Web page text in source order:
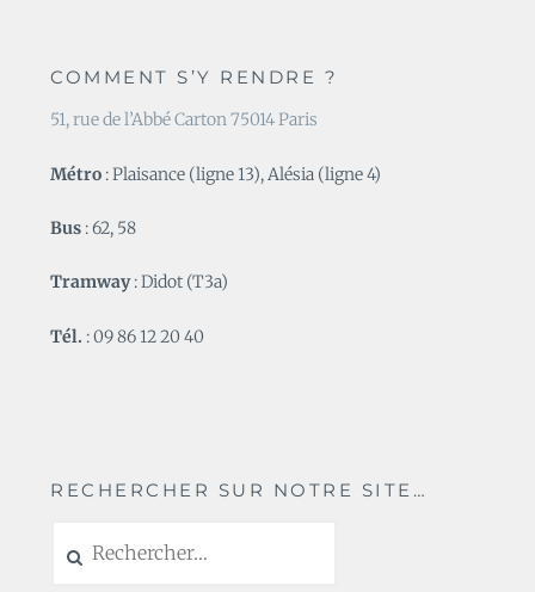
COMMENT S’Y RENDRE ?
51, rue de l’Abbé Carton 75014 Paris
Métro : Plaisance (ligne 13), Alésia (ligne 4)
Bus : 62, 58
Tramway: Didot (T3a)
Tél. : 09 86 12 20 40
RECHERCHER SUR NOTRE SITE…